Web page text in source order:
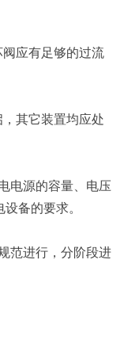
应有足够的过流
其它装置均应处
源的容量、电压
备的要求。
进行，分阶段进